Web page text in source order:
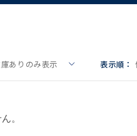
ありのみ表示 表示順：
。